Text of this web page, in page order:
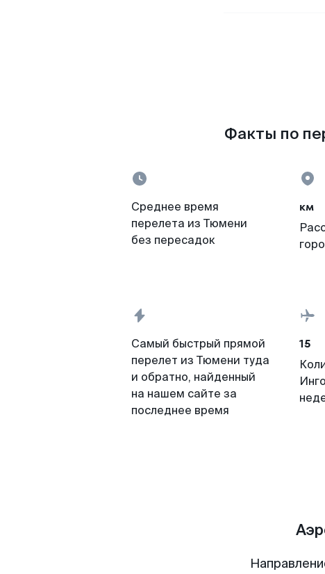
Факты по
Среднее время
перелета из Тюмени
без пересадок
км
Самый быстрый прямой
перелет из Тюмени туда
и обратно, найденный
на нашем сайте за
последнее время
15